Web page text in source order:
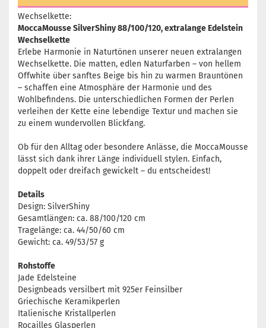
Wechselkette:
MoccaMousse SilverShiny 88/100/120, extralange Edelstein
Wechselkette
Erlebe Harmonie in Naturtönen unserer neuen extralangen
Wechselkette. Die matten, edlen Naturfarben – von hellem
Offwhite über sanftes Beige bis hin zu warmen Brauntönen
– schaffen eine Atmosphäre der Harmonie und des
Wohlbefindens. Die unterschiedlichen Formen der Perlen
verleihen der Kette eine lebendige Textur und machen sie
zu einem wundervollen Blickfang.
Ob für den Alltag oder besondere Anlässe, die MoccaMousse
lässt sich dank ihrer Länge individuell stylen. Einfach,
doppelt oder dreifach gewickelt – du entscheidest!
Details
Design: SilverShiny
Gesamtlängen: ca. 88/100/120 cm
Tragelänge: ca. 44/50/60 cm
Gewicht: ca. 49/53/57 g
Rohstoffe
Jade Edelsteine
Designbeads versilbert mit 925er Feinsilber
Griechische Keramikperlen
Italienische Kristallperlen
Rocailles Glasperlen